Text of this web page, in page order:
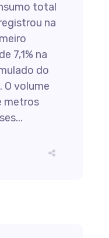
total
na
7,1% na
do
O volume
metros